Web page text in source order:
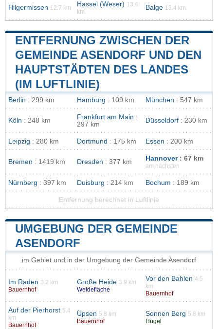
Hilgermissen 12.7 km Hassel (Weser) 13.4
km
Balge 13.4 km
ENTFERNUNG ZWISCHEN DER
GEMEINDE ASENDORF UND DEN
HAUPTSTÄDTEN DES LANDES
(IM LUFTLINIE)
Berlin : 299 km Hamburg : 109 km München : 547 km
Köln : 248 km Frankfurt am Main :
297 km
Düsseldorf : 230 km
Leipzig : 280 km Dortmund : 175 km Essen : 200 km
Bremen : 1419 km Dresden : 377 km Hannover: 67 km
am nächsten
Nürnberg : 397 km Duisburg : 214 km Bochum : 189 km
Entfernung berechnet in Luftlinie
UMGEBUNG DER GEMEINDE
ASENDORF
im Gebiet und in der Umgebung der Gemeinde Asendorf
Im Raden 3.2 km
Bauernhof
Große Heide 3.9 km
Weidefläche
Vor den Bahlen 4.5
km
Bauernhof
Auf der Pierhorst 5.4
km
Bauernhof
Üpsen 5.8 km
Bauernhof
Sonnen Berg 5.8 km
Hügel